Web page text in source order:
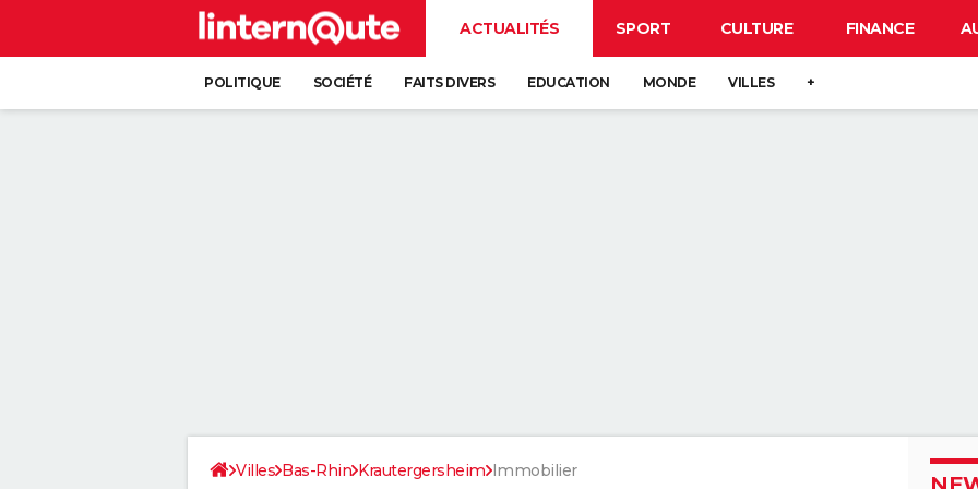
ACTUALITÉS SPORT CULTURE FINANCE
POLITIQUE SOCIÉTÉ FAITS DIVERS EDUCATION MONDE VILLES +
Villes Bas-Rhin Krautergersheim Immobilier